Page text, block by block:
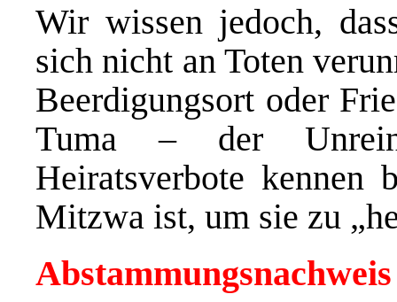
Wir wissen jedoch,
sich nicht an Toten
Beerdigungsort oder
Tuma – der
Heiratsverbote kennen
Mitzwa ist, um sie zu
Abstammungsnachweis